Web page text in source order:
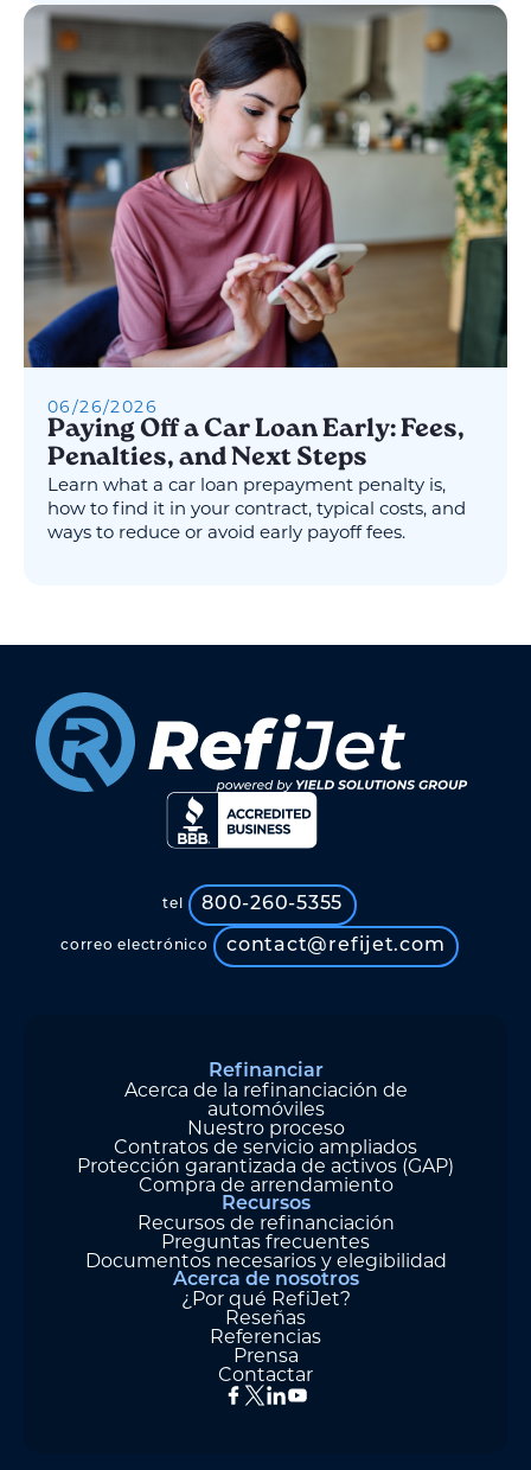
06/26/2026
Paying Off a Car Loan Early: Fees,
Penalties, and Next Steps
Learn what a car loan prepayment penalty is,
how to find it in your contract, typical costs, and
ways to reduce or avoid early payoff fees.
tel 800-260-5355
correo electrónico contact@refijet.com
Refinanciar
Acerca de la refinanciación de
automóviles
Nuestro proceso
Contratos de servicio ampliados
Protección garantizada de activos (GAP)
Compra de arrendamiento
Recursos
Recursos de refinanciación
Preguntas frecuentes
Documentos necesarios y elegibilidad
Acerca de nosotros
¿Por qué RefiJet?
Reseñas
Referencias
Prensa
Contactar